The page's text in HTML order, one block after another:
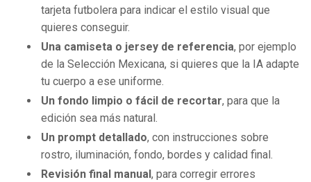
tarjeta futbolera para indicar el estilo visual que
quieres conseguir.
Una camiseta o jersey de referencia, por ejemplo
de la Selección Mexicana, si quieres que la IA adapte
tu cuerpo a ese uniforme.
Un fondo limpio o fácil de recortar, para que la
edición sea más natural.
Un prompt detallado, con instrucciones sobre
rostro, iluminación, fondo, bordes y calidad final.
Revisión final manual, para corregir errores